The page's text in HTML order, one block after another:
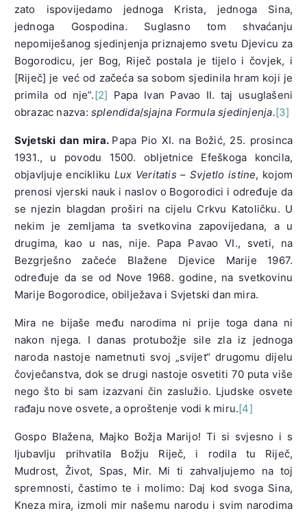
zato ispovijedamo jednoga Krista, jednoga Sina,
jednoga Gospodina. Suglasno tom shvaćanju
nepomiješanog sjedinjenja priznajemo svetu Djevicu za
Bogorodicu, jer Bog, Riječ postala je tijelo i čovjek, i
[Riječ] je već od začeća sa sobom sjedinila hram koji je
primila od nje”.[2] Papa Ivan Pavao II. taj usuglašeni
obrazac nazva: splendida/sjajna Formula sjedinjenja.[3]
Svjetski dan mira. Papa Pio XI. na Božić, 25. prosinca
1931., u povodu 1500. obljetnice Efeškoga koncila,
objavljuje encikliku Lux Veritatis – Svjetlo istine, kojom
prenosi vjerski nauk i naslov o Bogorodici i određuje da
se njezin blagdan proširi na cijelu Crkvu Katoličku. U
nekim je zemljama ta svetkovina zapovijedana, a u
drugima, kao u nas, nije. Papa Pavao VI., sveti, na
Bezgrješno začeće Blažene Djevice Marije 1967.
određuje da se od Nove 1968. godine, na svetkovinu
Marije Bogorodice, obilježava i Svjetski dan mira.
Mira ne bijaše među narodima ni prije toga dana ni
nakon njega. I danas protubožje sile zla iz jednoga
naroda nastoje nametnuti svoj „svijet“ drugomu dijelu
čovječanstva, dok se drugi nastoje osvetiti 70 puta više
nego što bi sam izazvani čin zaslužio. Ljudske osvete
rađaju nove osvete, a oproštenje vodi k miru.[4]
Gospo Blažena, Majko Božja Marijo! Ti si svjesno i s
ljubavlju prihvatila Božju Riječ, i rodila tu Riječ,
Mudrost, Život, Spas, Mir. Mi ti zahvaljuje­mo na toj
spremnosti, častimo te i molimo: Daj kod svoga Sina,
Kneza mira, izmoli mir našemu narodu i svim narodima